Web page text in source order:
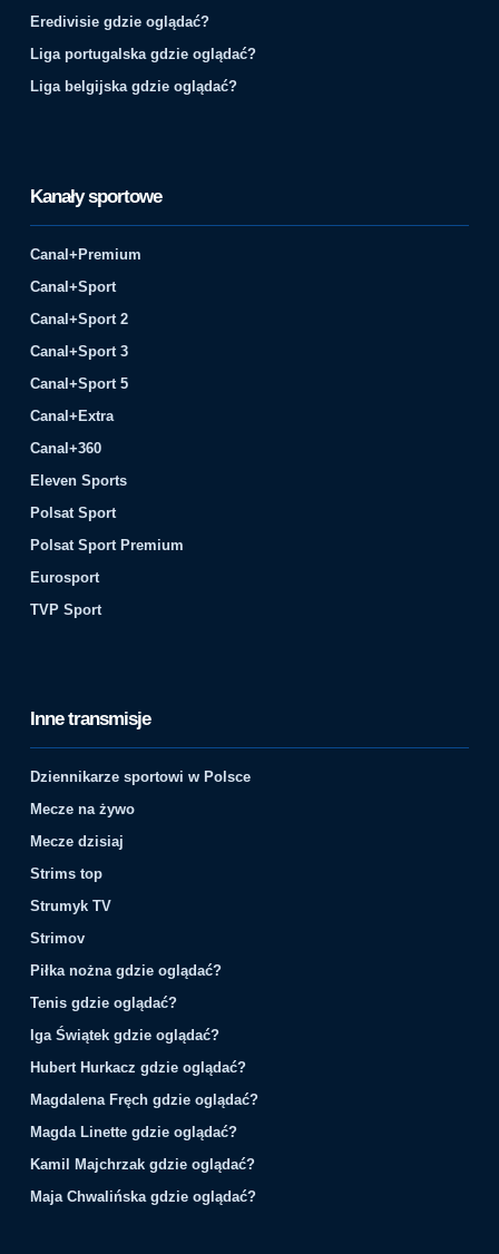
Eredivisie gdzie oglądać?
Liga portugalska gdzie oglądać?
Liga belgijska gdzie oglądać?
Kanały sportowe
Canal+Premium
Canal+Sport
Canal+Sport 2
Canal+Sport 3
Canal+Sport 5
Canal+Extra
Canal+360
Eleven Sports
Polsat Sport
Polsat Sport Premium
Eurosport
TVP Sport
Inne transmisje
Dziennikarze sportowi w Polsce
Mecze na żywo
Mecze dzisiaj
Strims top
Strumyk TV
Strimov
Piłka nożna gdzie oglądać?
Tenis gdzie oglądać?
Iga Świątek gdzie oglądać?
Hubert Hurkacz gdzie oglądać?
Magdalena Fręch gdzie oglądać?
Magda Linette gdzie oglądać?
Kamil Majchrzak gdzie oglądać?
Maja Chwalińska gdzie oglądać?